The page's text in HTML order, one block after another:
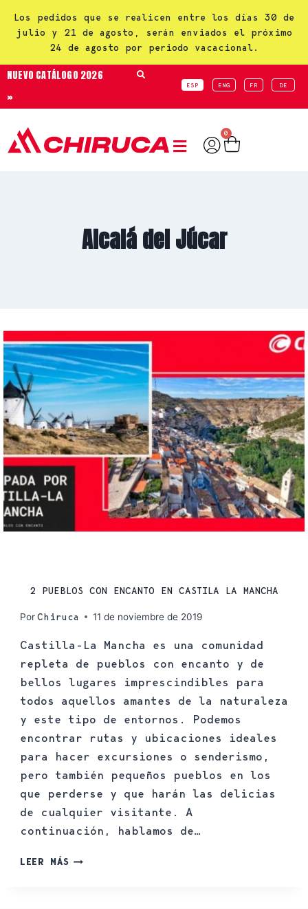
Los pedidos que se realicen entre los días 30 de
julio y 21 de agosto, serán enviados el próximo
24 de agosto por periodo vacacional.
NUEVO CATÁLOGO 2026
»
ESP ENG FR DE
0
Alcalá del Júcar
2 PUEBLOS CON ENCANTO EN CASTILA LA MANCHA
PorChiruca 11 de noviembre de 2019
Castilla-La Mancha es una comunidad
repleta de pueblos con encanto y de
bellos lugares imprescindibles para
todos aquellos amantes de la naturaleza
y este tipo de entornos. Podemos
encontrar rutas y ubicaciones ideales
para hacer excursiones o senderismo,
pero también pequeños pueblos en los
que perderse y que harán las delicias
de cualquier visitante. A
continuación, hablamos de…
LEER MÁS